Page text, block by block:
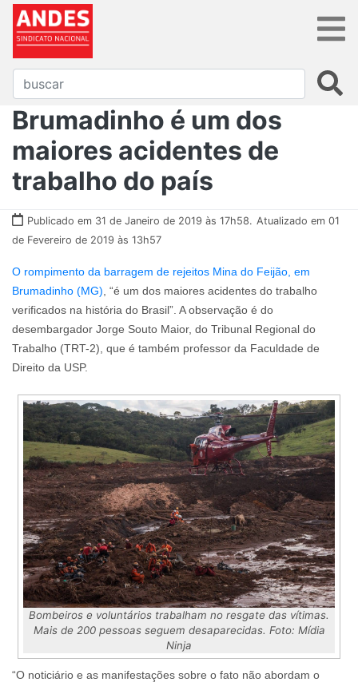
Brumadinho é um dos
maiores acidentes de
trabalho do país
Publicado em 31 de Janeiro de 2019 às 17h58. Atualizado em 01
de Fevereiro de 2019 às 13h57
O rompimento da barragem de rejeitos Mina do Feijão, em
Brumadinho (MG) , “é um dos maiores acidentes do trabalho
verificados na história do Brasil”. A observação é do
desembargador Jorge Souto Maior, do Tribunal Regional do
Trabalho (TRT-2), que é também professor da Faculdade de
Direito da USP.
Bombeiros e voluntários trabalham no resgate das vítimas.
Mais de 200 pessoas seguem desaparecidas. Foto: Mídia
Ninja
“O noticiário e as manifestações sobre o fato não abordam o